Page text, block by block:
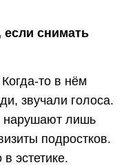
снимать
то в нём
звучали голоса.
нарушают лишь
подростков.
эстетике.